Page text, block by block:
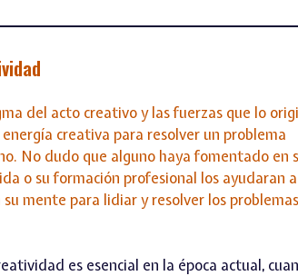
del acto creativo y las fuerzas que lo
creativa para resolver un problema
No dudo que alguno haya fomentado en
o su formación profesional los ayudaran a
mente para lidiar y resolver los
es esencial en la época actual,